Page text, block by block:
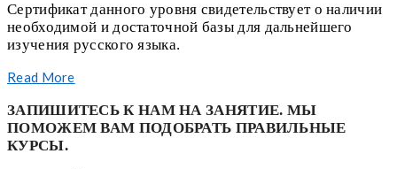
Сертификат данного уровня свидетельствует о наличии
необходимой и достаточной базы для дальнейшего
изучения русского языка.
Read More
ЗАПИШИТЕСЬ К НАМ НА ЗАНЯТИЕ. МЫ
ПОМОЖЕМ ВАМ ПОДОБРАТЬ ПРАВИЛЬНЫЕ
КУРСЫ.